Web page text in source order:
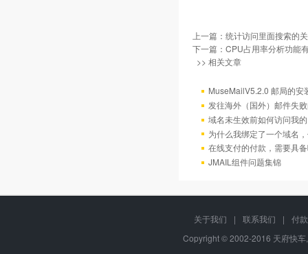
上一篇： 统计访问里面搜索的
下一篇： CPU占用率分析功能
>> 相关文章
MuseMailV5.2.0 邮局的安
发往海外（国外）邮件失
域名未生效前如何访问我
为什么我绑定了一个域名
在线支付的付款，需要具
JMAIL组件问题集锦
关于我们 | 联系我们 |
付
Copyright © 2002-2016 天府快